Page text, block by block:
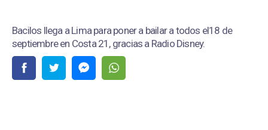
Bacilos llega a Lima para poner a bailar a todos el18 de
septiembre en Costa 21, gracias a Radio Disney.